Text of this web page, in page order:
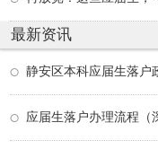
最新资讯
静安区本科应届生落户
应届生落户办理流程（